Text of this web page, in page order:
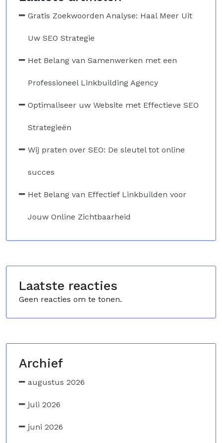
Gratis Zoekwoorden Analyse: Haal Meer Uit
Uw SEO Strategie
Het Belang van Samenwerken met een
Professioneel Linkbuilding Agency
Optimaliseer uw Website met Effectieve SEO
Strategieën
Wij praten over SEO: De sleutel tot online
succes
Het Belang van Effectief Linkbuilden voor
Jouw Online Zichtbaarheid
Laatste reacties
Geen reacties om te tonen.
Archief
augustus 2026
juli 2026
juni 2026